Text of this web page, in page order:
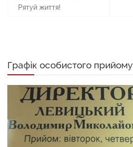
Рятуй життя!
Графік особистого прийому